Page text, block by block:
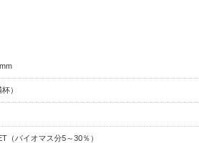
）
（バイオマス分5～30％）